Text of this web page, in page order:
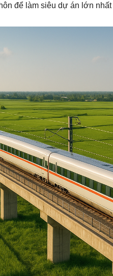
để làm siêu dự án lớn